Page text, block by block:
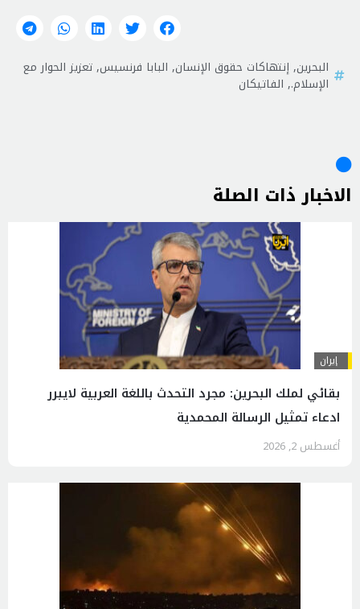
البحرين,إنتهاكات حقوق الإنسان, البابا فرنسيس,تعزيز الحوار مع
الإسلام., الفاتيكان
الاخبار ذات الصلة
إيران
بقائي لملك البحرين: مجرد التحدث باللغة العربية لايبرر
ادعاء تمثيل الرسالة المحمدية
أغسطس 2, 2026